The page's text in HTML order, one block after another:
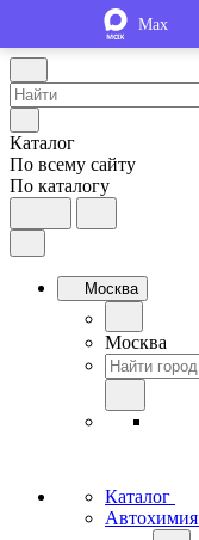
Каталог
По всему сайту
По каталогу
Москва
Москва
Каталог
Автохимия
Max